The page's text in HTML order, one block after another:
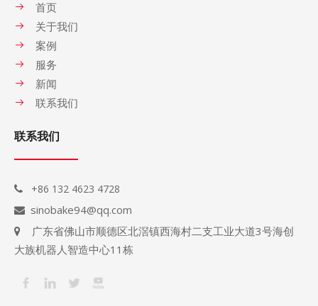
首页
关于我们
案例
服务
新闻
联系我们
联系我们
 +86 132 4623 4728
 sinobake94@qq.com

广东省佛山市顺德区北滘镇西海村二支工业大道3号海创
大族机器人智造中心11栋